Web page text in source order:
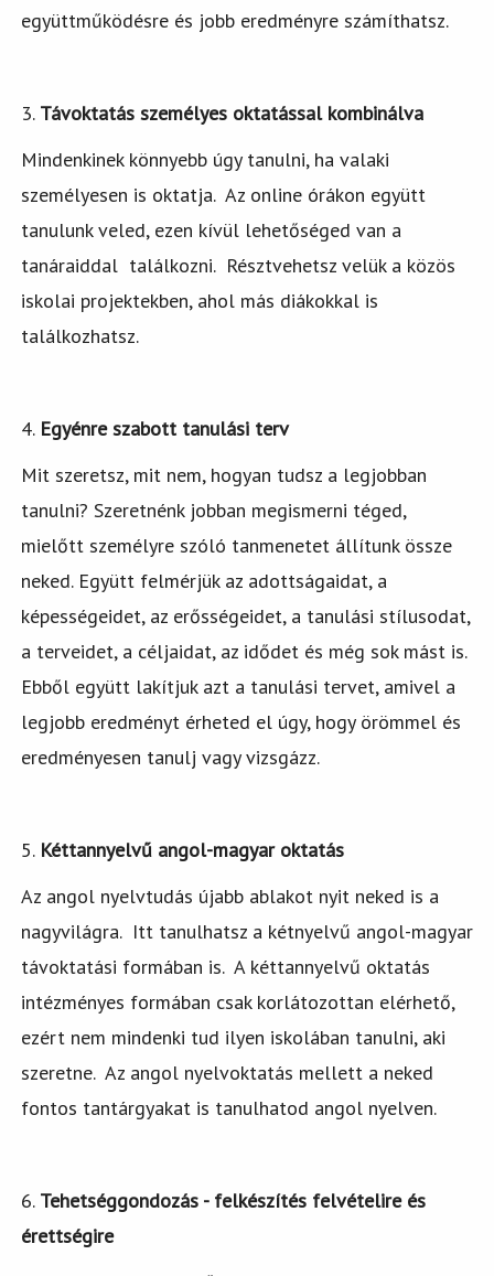
együttműködésre és jobb eredményre számíthatsz.
3. Távoktatás személyes oktatással kombinálva
Mindenkinek könnyebb úgy tanulni, ha valaki
személyesen is oktatja. Az online órákon együtt
tanulunk veled, ezen kívül lehetőséged van a
tanáraiddal találkozni. Résztvehetsz velük a közös
iskolai projektekben, ahol más diákokkal is
találkozhatsz.
4. Egyénre szabott tanulási terv
Mit szeretsz, mit nem, hogyan tudsz a legjobban
tanulni? Szeretnénk jobban megismerni téged,
mielőtt személyre szóló tanmenetet állítunk össze
neked. Együtt felmérjük az adottságaidat, a
képességeidet, az erősségeidet, a tanulási stílusodat,
a terveidet, a céljaidat, az idődet és még sok mást is.
Ebből együtt lakítjuk azt a tanulási tervet, amivel a
legjobb eredményt érheted el úgy, hogy örömmel és
eredményesen tanulj vagy vizsgázz.
5. Kéttannyelvű angol-magyar oktatás
Az angol nyelvtudás újabb ablakot nyit neked is a
nagyvilágra. Itt tanulhatsz a kétnyelvű angol-magyar
távoktatási formában is. A kéttannyelvű oktatás
intézményes formában csak korlátozottan elérhető,
ezért nem mindenki tud ilyen iskolában tanulni, aki
szeretne. Az angol nyelvoktatás mellett a neked
fontos tantárgyakat is tanulhatod angol nyelven.
6. Tehetséggondozás - felkészítés felvételire és
érettségire